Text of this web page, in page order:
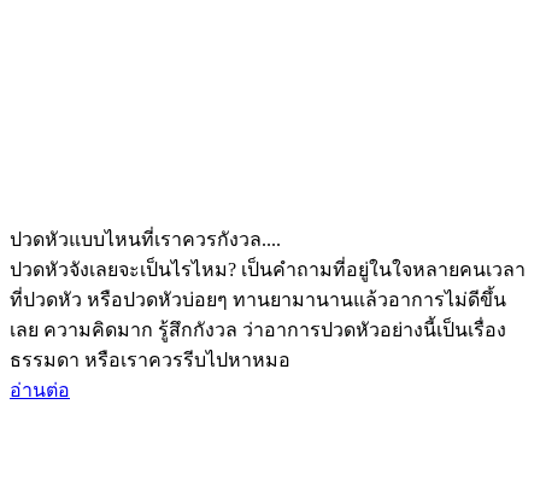
ปวดหัวแบบไหนที่เราควรกังวล....
ปวดหัวจังเลยจะเป็นไรไหม? เป็นคำถามที่อยู่ในใจหลายคนเวลา
ที่ปวดหัว หรือปวดหัวบ่อยๆ ทานยามานานแล้วอาการไม่ดีขึ้น
เลย ความคิดมาก รู้สึกกังวล ว่าอาการปวดหัวอย่างนี้เป็นเรื่อง
ธรรมดา หรือเราควรรีบไปหาหมอ
อ่านต่อ